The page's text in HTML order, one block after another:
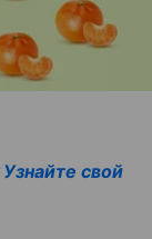
Узнайте свой